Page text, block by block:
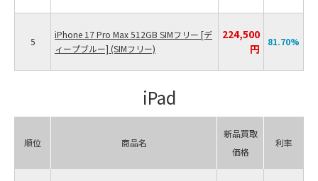
5
iPhone 17 Pro Max 512GB SIMフリー [デ
ィープブルー] (SIMフリー)
224,500
円
81.70%
iPad
順位 商品名
新品買取
価格
利率